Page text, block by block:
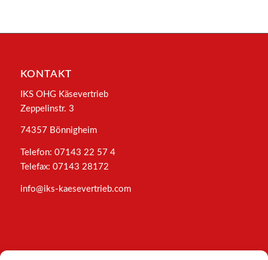
KONTAKT
IKS OHG Käsevertrieb
Zeppelinstr. 3
74357 Bönnigheim
Telefon: 07143 22 57 4
Telefax: 07143 28172
info@iks-kaesevertrieb.com